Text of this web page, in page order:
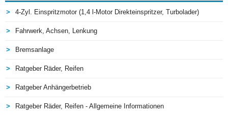
4-Zyl. Einspritzmotor (1,4 l-Motor Direkteinspritzer, Turbolader)
Fahrwerk, Achsen, Lenkung
Bremsanlage
Ratgeber Räder, Reifen
Ratgeber Anhängerbetrieb
Ratgeber Räder, Reifen - Allgemeine Informationen